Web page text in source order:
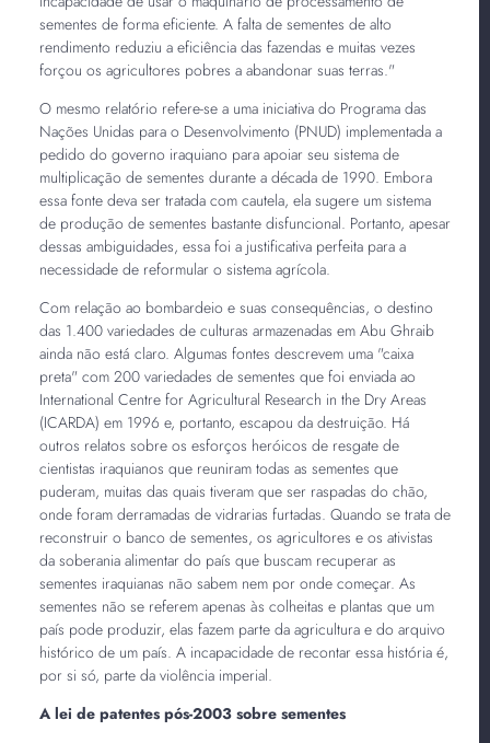
sementes de forma eficiente. A falta de sementes de alto
rendimento reduziu a eficiência das fazendas e muitas vezes
forçou os agricultores pobres a abandonar suas terras."
O mesmo relatório refere-se a uma iniciativa do Programa das
Nações Unidas para o Desenvolvimento (PNUD) implementada a
pedido do governo iraquiano para apoiar seu sistema de
multiplicação de sementes durante a década de 1990. Embora
essa fonte deva ser tratada com cautela, ela sugere um sistema
de produção de sementes bastante disfuncional. Portanto, apesar
dessas ambiguidades, essa foi a justificativa perfeita para a
necessidade de reformular o sistema agrícola.
Com relação ao bombardeio e suas consequências, o destino
das 1.400 variedades de culturas armazenadas em Abu Ghraib
ainda não está claro. Algumas fontes descrevem uma "caixa
preta" com 200 variedades de sementes que foi enviada ao
International Centre for Agricultural Research in the Dry Areas
(ICARDA) em 1996 e, portanto, escapou da destruição. Há
outros relatos sobre os esforços heróicos de resgate de
cientistas iraquianos que reuniram todas as sementes que
puderam, muitas das quais tiveram que ser raspadas do chão,
onde foram derramadas de vidrarias furtadas. Quando se trata de
reconstruir o banco de sementes, os agricultores e os ativistas
da soberania alimentar do país que buscam recuperar as
sementes iraquianas não sabem nem por onde começar. As
sementes não se referem apenas às colheitas e plantas que um
país pode produzir, elas fazem parte da agricultura e do arquivo
histórico de um país. A incapacidade de recontar essa história é,
por si só, parte da violência imperial.
A lei de patentes pós-2003 sobre sementes